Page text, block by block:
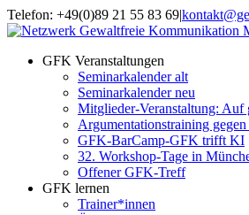
Zum
Inhalt
Telefon: +49(0)89 21 55 83 69|
Einloggen
Infos
Seminarkalender
GFK Veranstaltungen
Seminarkalender alt
Seminarkalender neu
Mitglieder-Veranstaltung: Auf
Argumentationstraining
GFK-BarCamp-GFK trifft KI
32. Workshop-Tage in
Offener GFK-Treff
GFK lernen
Trainer*innen